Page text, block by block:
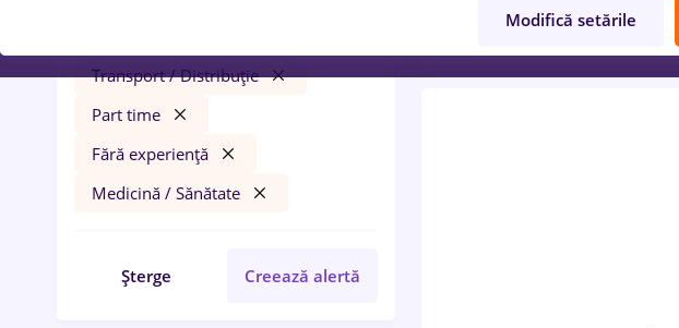
Transport / Distribuție
Part time
Fără experiență
Medicină / Sănătate
Șterge Creează alertă
Modifică setările